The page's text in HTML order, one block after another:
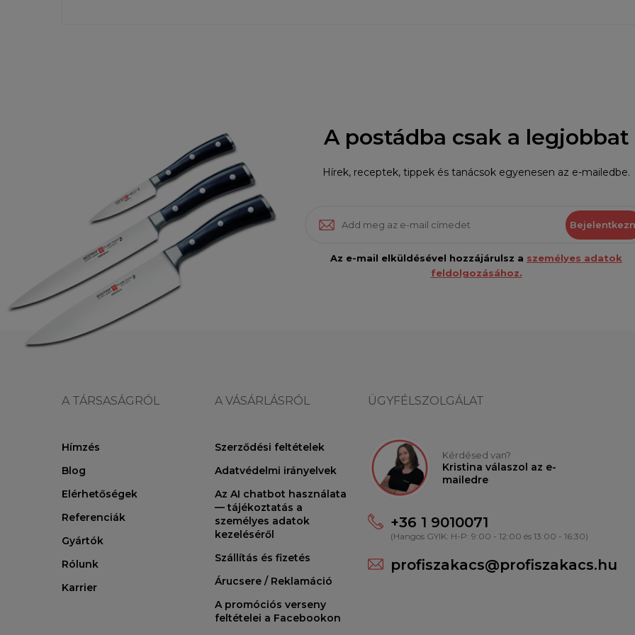
A postádba csak a legjobbat
Hírek, receptek, tippek és tanácsok egyenesen az e-mailedbe.
Az e-mail elküldésével hozzájárulsz a személyes adatok
feldolgozásához.
A TÁRSASÁGRÓL
Hímzés
Blog
Elérhetőségek
Referenciák
Gyártók
Rólunk
Karrier
A VÁSÁRLÁSRÓL
Szerződési feltételek
Adatvédelmi irányelvek
Az AI chatbot használata
— tájékoztatás a
személyes adatok
kezeléséről
Szállítás és fizetés
Árucsere / Reklamáció
A promóciós verseny
feltételei a Facebookon
ÜGYFÉLSZOLGÁLAT
Kérdésed van?
Kristina válaszol az e-
mailedre
+36 1 9010071
(Hangos GYIK: H-P: 9:00 - 12:00 és 13:00 - 16:30)
profiszakacs@profiszakacs.hu